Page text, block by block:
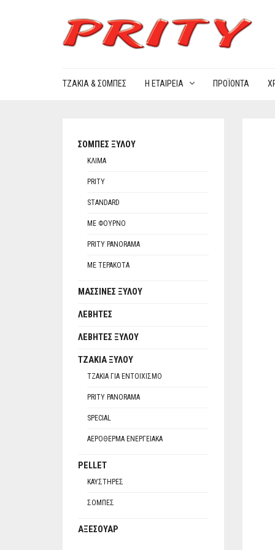
ΤΖΆΚΙΑ & ΣΌΜΠΕΣ Η ΕΤΑΙΡΕΊΑ ΠΡΟΪΌΝΤΑ
ΣΌΜΠΕΣ ΞΎΛΟΥ
ΚΛΊΜΑ
PRITY
STANDARD
ΜΕ ΦΟΎΡΝΟ
PRITY PANORAMA
ΜΕ ΤΕΡΑΚΌΤΑ
ΜΑΣΣΊΝΕΣ ΞΎΛΟΥ
ΛΈΒΗΤΕΣ
ΛΈΒΗΤΕΣ ΞΎΛΟΥ
ΤΖΆΚΙΑ ΞΎΛΟΥ
ΤΖΆΚΙΑ ΓΙΑ ΕΝΤΟΙΧΙΣΜΌ
PRITY PANORAMA
SPECIAL
ΑΕΡΌΘΕΡΜΑ ΕΝΕΡΓΕΙΑΚΆ
PELLET
ΚΑΥΣΤΉΡΕΣ
ΣΌΜΠΕΣ
ΑΞΕΣΟΥΆΡ